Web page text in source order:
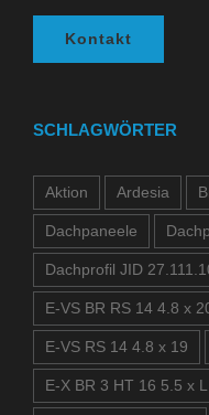
Kontakt
SCHLAGWÖRTER
Aktion Ardesia
Dachpaneele
Dachprofil JID
E-VS BR RS 14 4.8 x
E-VS RS 14 4.8 x 19
E-X BR 3 HT 16 5.5 x L